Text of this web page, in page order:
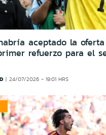
aceptado la oferta
refuerzo para el
24/07/2026 - 19:01 HRS